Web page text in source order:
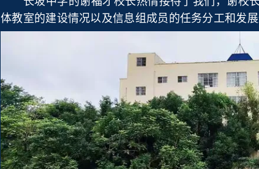
体教室的建设情况以及信息组成员的任务分工和发展